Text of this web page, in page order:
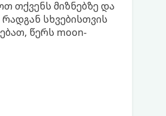
თქვენს მიზნებზე და
სხვებისთვის
წერს moon-